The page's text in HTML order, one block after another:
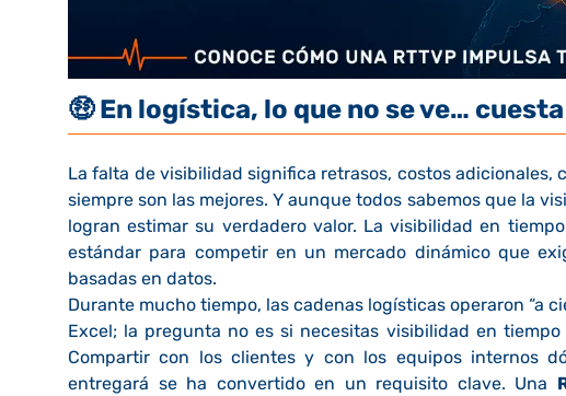
🤑En logística, lo que no se ve… cuesta
La falta de visibilidad significa retrasos, costos
siempre son las mejores. Y aunque todos sabemos que la
logran estimar su verdadero valor. La visibilidad en
estándar para competir en un mercado dinámico que
basadas en datos.
Durante mucho tiempo, las cadenas logísticas operaron “a
Excel; la pregunta no es si necesitas visibilidad en
Compartir con los clientes y con los equipos internos
entregará se ha convertido en un requisito clave. Una